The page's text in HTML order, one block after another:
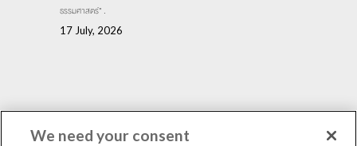
ธรรมศาสตร์” .
17 July, 2026
LANGUAGE:
We need your consent